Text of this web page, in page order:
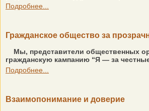
Подробнее...
Гражданское общество за
Мы, представители общественных
гражданскую кампанию “Я — за
Подробнее...
Взаимопонимание и доверие